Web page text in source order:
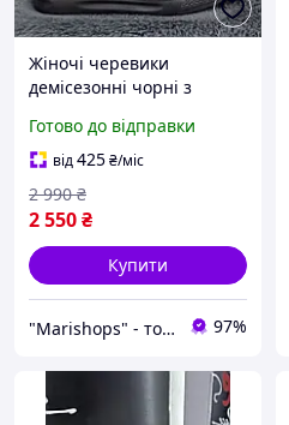
Жіночі черевики
демісезонні чорні з
турецькі 8085
Готово до відправки
від425₴/міс
2 550₴
2 990 ₴
Купити
"Marishops" - товари для всієї родини 97%